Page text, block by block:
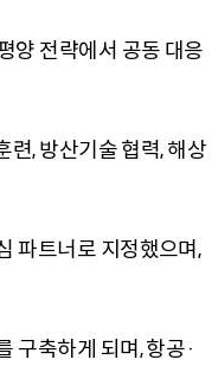
양 전략에서 공동 대응
련, 방산기술 협력, 해상
파트너로 지정했으며,
구축하게 되며, 항공·